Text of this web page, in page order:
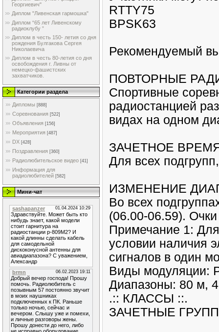
Георгиевич"
Диплом "Ливенская гармошка"
Диплом “65 лет Ливенскому
радиоклубу ”
Диплом в честь 150- летия со дня
рождения Булгакова Сергея
Николаевича
Диплом в честь 80-летия со дня
освобождения г. Ливны от
немецко-фашистских
захватчиков.
Категории раздела
Дипломы [888]
Соревнования [522]
Объявления [156]
Мероприятия [487]
DX [428]
Поздравления [360]
Радиолюбительское видео [41]
Информация для
радиолюбителей [582]
Мини-чат
RTTY75
BPSK63
Рекомендуемый
ПОВТОРНЫЕ
Спортивные
радиостанцией
видах на одном
ЗАЧЕТНОЕ
Для всех
ИЗМЕНЕНИЕ
Во всех
(06.00-06.59).
Примечание 1:
условии наличия
сигналов в один
Виды модуляции:
Диапазоны: 80 м,
.:: КЛАССЫ ::.
ЗАЧЕТНЫЕ